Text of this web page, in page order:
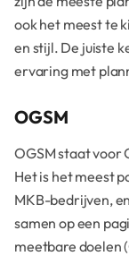
ook het meest te
en stijl. De juiste
ervaring met
OGSM
OGSM staat voor
Het is het meest
MKB-bedrijven,
samen op een
meetbare doelen